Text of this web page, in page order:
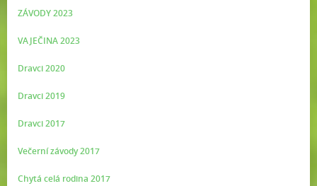
ZÁVODY 2023
VAJEČINA 2023
Dravci 2020
Dravci 2019
Dravci 2017
Večerní závody 2017
Chytá celá rodina 2017